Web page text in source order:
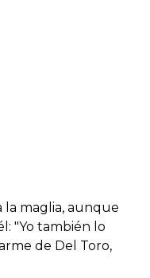
la maglia, aunque
"Yo también lo
de Del Toro,